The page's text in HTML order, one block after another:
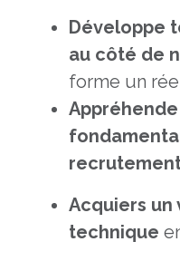
Développe
au côté de
forme un
Acquiers
technique